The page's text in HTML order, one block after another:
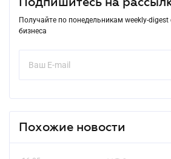
Получайте по понедельникам weekly-
бизнеса
Похожие новости